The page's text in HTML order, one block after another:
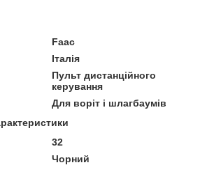
Faac
Італія
Пульт дистанційного
керування
Для воріт і шлагбаумів
32
Чорний